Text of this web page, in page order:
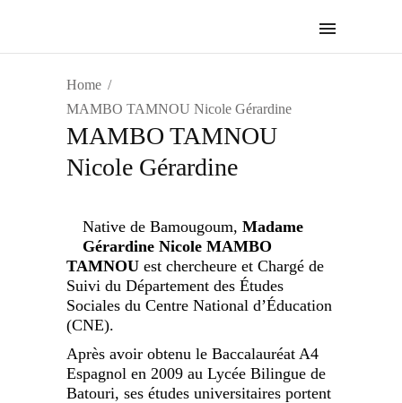
Home
MAMBO TAMNOU Nicole Gérardine
MAMBO TAMNOU
Nicole Gérardine
Native de Bamougoum, Madame
Gérardine Nicole MAMBO
TAMNOU est chercheure et Chargé de
Suivi du Département des Études
Sociales du Centre National d’Éducation
(CNE).
Après avoir obtenu le Baccalauréat A4
Espagnol en 2009 au Lycée Bilingue de
Batouri, ses études universitaires portent